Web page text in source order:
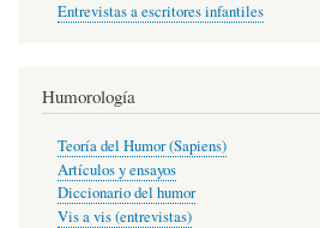
Entrevistas a escritores infantiles
Humorología
Teoría del Humor (Sapiens)
Artículos y ensayos
Diccionario del humor
Vis a vis (entrevistas)